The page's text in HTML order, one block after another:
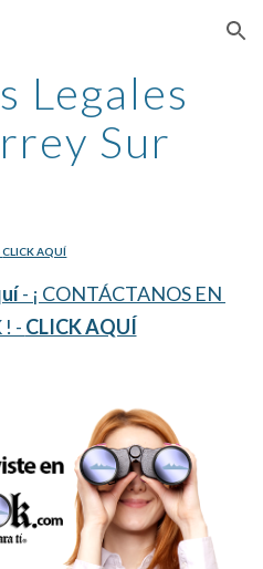
Skip to navigation
Legales
Sur
CLICK AQUÍ
- ¡ CONTÁCTANOS EN
! - CLICK AQUÍ